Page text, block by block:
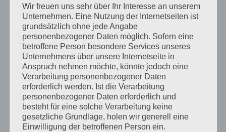
November 2015
September 2015
August 2015
Juli 2015
Mai 2015
April 2015
August 2014
Juli 2014
Wir freuen uns sehr über Ihr Interesse an unserem
Unternehmen. Eine Nutzung der Internetseiten ist
grundsätzlich ohne jede Angabe
personenbezogener Daten möglich. Sofern eine
betroffene Person besondere Services unseres
Unternehmens über unsere Internetseite in
Anspruch nehmen möchte, könnte jedoch eine
Verarbeitung personenbezogener Daten
erforderlich werden. Ist die Verarbeitung
personenbezogener Daten erforderlich und
besteht für eine solche Verarbeitung keine
gesetzliche Grundlage, holen wir generell eine
Einwilligung der betroffenen Person ein.